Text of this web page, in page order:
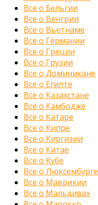
Все о Бельгии
Все о Венгрии
Все о Вьетнаме
Все о Германии
Все о Греции
Все о Грузии
Все о Доминикане
Все о Египте
Все о Казахстане
Все о Камбодже
Все о Катаре
Все о Кипре
Все о Киргизии
Все о Китае
Все о Кубе
Все о Люксембурге
Все о Маврикии
Все о Мальдивах